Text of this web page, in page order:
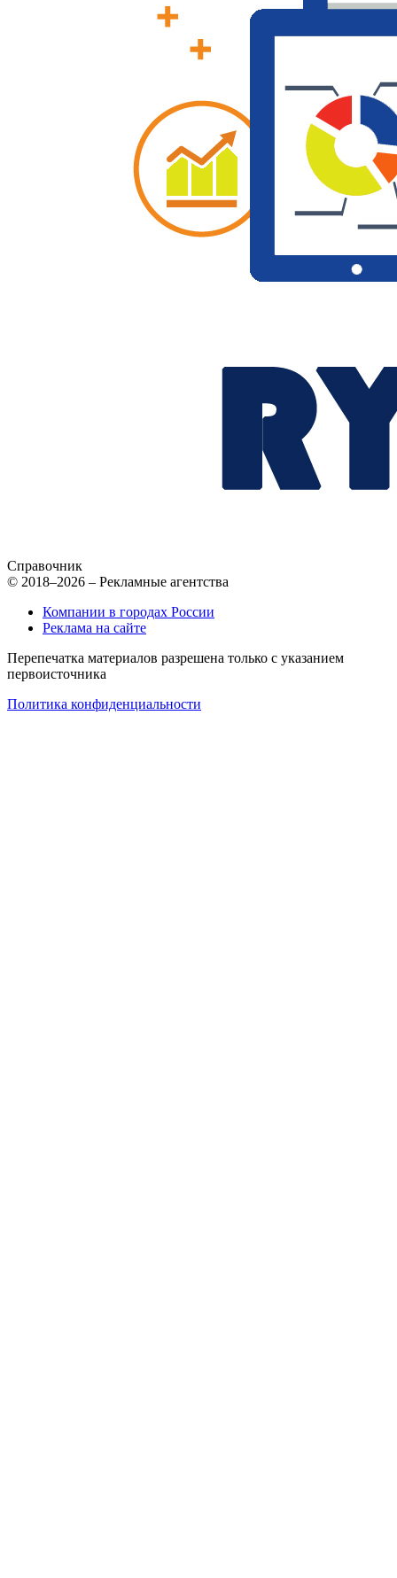
Справочник
© 2018–2026 – Рекламные агентства
Компании в городах России
Реклама на сайте
Перепечатка материалов разрешена только с указанием
первоисточника
Политика конфиденциальности